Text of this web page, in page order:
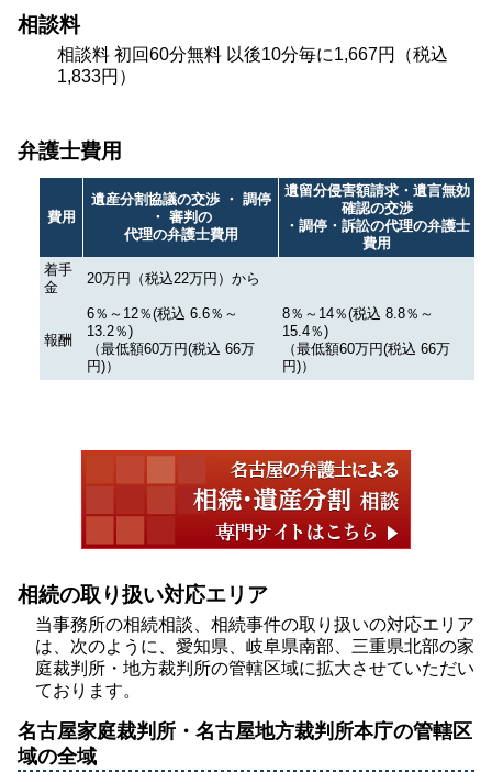
相談料
相談料 初回60分無料 以後10分毎に1,667円（税込
1,833円）
弁護士費用
費用
遺産分割協議の交渉 ・ 調停
・ 審判の
代理の弁護士費用
遺留分侵害額請求・遺言無効
確認の交渉
・調停・訴訟の代理の弁護士
費用
着手
金
20万円（税込22万円）から
報酬
6％～12％(税込 6.6％～
13.2％)
（最低額60万円(税込 66万
円)）
8％～14％(税込 8.8％～
15.4％)
（最低額60万円(税込 66万
円)）
相続の取り扱い対応エリア
当事務所の相続相談、相続事件の取り扱いの対応エリア
は、次のように、愛知県、岐阜県南部、三重県北部の家
庭裁判所・地方裁判所の管轄区域に拡大させていただい
ております。
名古屋家庭裁判所・名古屋地方裁判所本庁の管轄区
域の全域